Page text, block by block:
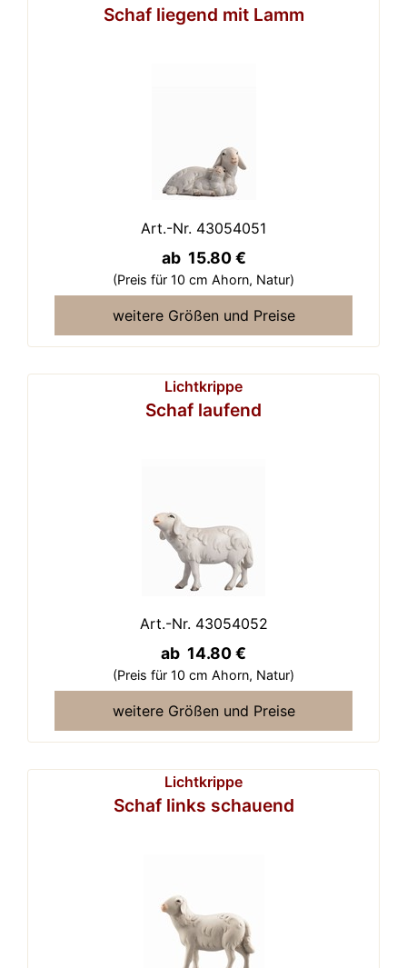
Schaf liegend mit Lamm
Art.-Nr. 43054051
ab 15.80 €
(Preis für 10 cm Ahorn, Natur)
weitere Größen und Preise
Lichtkrippe
Schaf laufend
Art.-Nr. 43054052
ab 14.80 €
(Preis für 10 cm Ahorn, Natur)
weitere Größen und Preise
Lichtkrippe
Schaf links schauend